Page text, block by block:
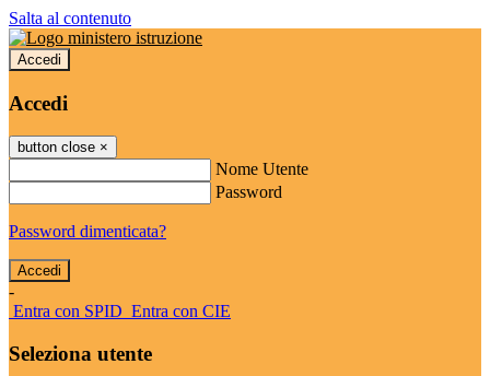
Salta al contenuto
Accedi
Accedi
button close ×
Nome Utente
Password
Password dimenticata?
-
Entra con SPID Entra con CIE
Seleziona utente